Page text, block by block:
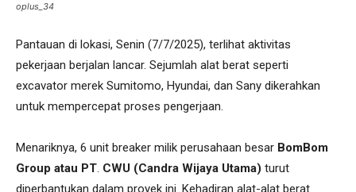
oplus_34
Pantauan di lokasi, Senin (7/7/2025), terlihat aktivitas
pekerjaan berjalan lancar. Sejumlah alat berat seperti
excavator merek Sumitomo, Hyundai, dan Sany dikerahkan
untuk mempercepat proses pengerjaan.
Menariknya, 6 unit breaker milik perusahaan besar BomBom
Group atau PT. CWU (Candra Wijaya Utama) turut